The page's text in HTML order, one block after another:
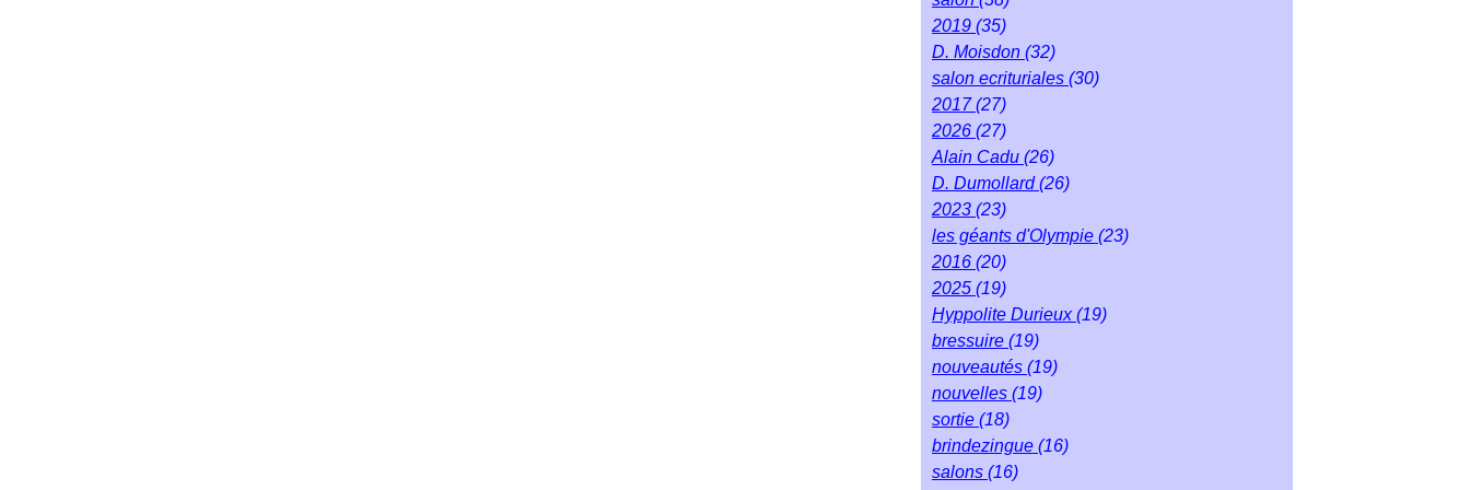
2019 (35)
D. Moisdon (32)
salon ecrituriales (30)
2017(27)
2026 (27)
Alain Cadu (26)
D. Dumollard(26)
2023 (23)
les géants d'Olympie (23)
2016 (20)
2025 (19)
Hyppolite Durieux(19)
bressuire (19)
nouveautés (19)
nouvelles (19)
sortie (18)
brindezingue (16)
salons (16)